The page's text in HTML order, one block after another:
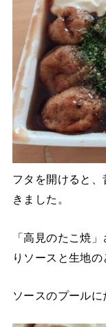
フタを開けると
きました。
「高見のたこ焼
りソースと生地の
ソースのプールに